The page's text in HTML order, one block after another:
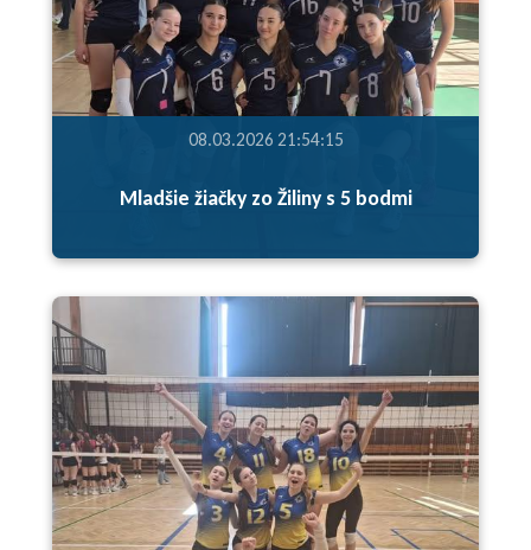
08.03.2026 21:54:15
Mladšie žiačky zo Žiliny s 5 bodmi